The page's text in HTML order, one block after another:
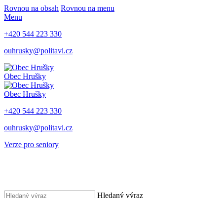
Rovnou na obsah Rovnou na menu
Menu
+420 544 223 330
ouhrusky@politavi.cz
Obec Hrušky
Obec Hrušky
+420 544 223 330
ouhrusky@politavi.cz
Verze pro seniory
Hledaný výraz